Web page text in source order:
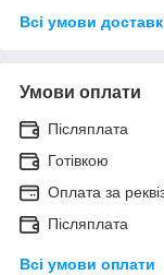
Всі умови
Умови оплати
Післяплата
Готівкою
Оплата за
Післяплата
Всі умови оплати